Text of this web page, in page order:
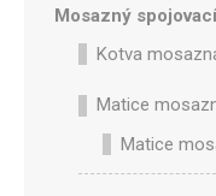
Mosazný
Kotva
Matice
Matice